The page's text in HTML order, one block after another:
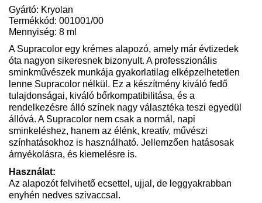
Gyártó: Kryolan
Termékkód: 001001/00
Mennyiség: 8 ml
A Supracolor egy krémes alapozó, amely már évtizedek
óta nagyon sikeresnek bizonyult. A professzionális
sminkművészek munkája gyakorlatilag elképzelhetetlen
lenne Supracolor nélkül. Ez a készítmény kiváló fedő
tulajdonságai, kiváló bőrkompatibilitása, és a
rendelkezésre álló színek nagy választéka teszi egyedül
állóvá. A Supracolor nem csak a normál, napi
sminkeléshez, hanem az élénk, kreatív, művészi
színhatásokhoz is használható. Jellemzően hatásosak
árnyékolásra, és kiemelésre is.
Használat:
Az alapozót felvihető ecsettel, ujjal, de leggyakrabban
enyhén nedves szivaccsal.